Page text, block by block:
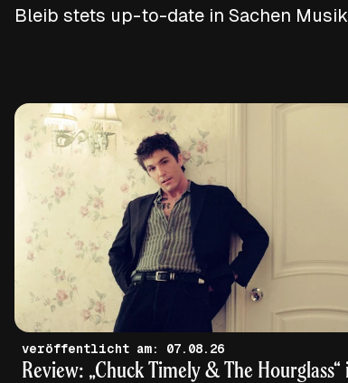
Bleib stets up-to-date in Sachen
veröffentlicht am: 07.08.26
Review: „Chuck Timely & The Hourglass“